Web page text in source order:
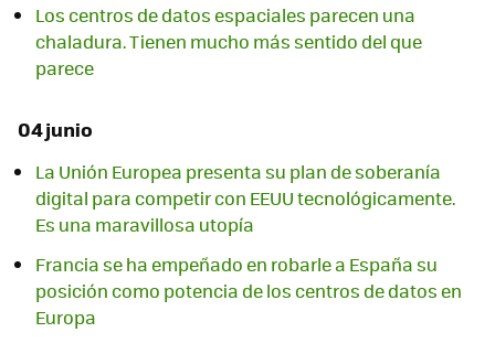
Los centros de datos espaciales parecen una
chaladura. Tienen mucho más sentido del que
parece
04 junio
La Unión Europea presenta su plan de soberanía
digital para competir con EEUU tecnológicamente.
Es una maravillosa utopía
Francia se ha empeñado en robarle a España su
posición como potencia de los centros de datos en
Europa